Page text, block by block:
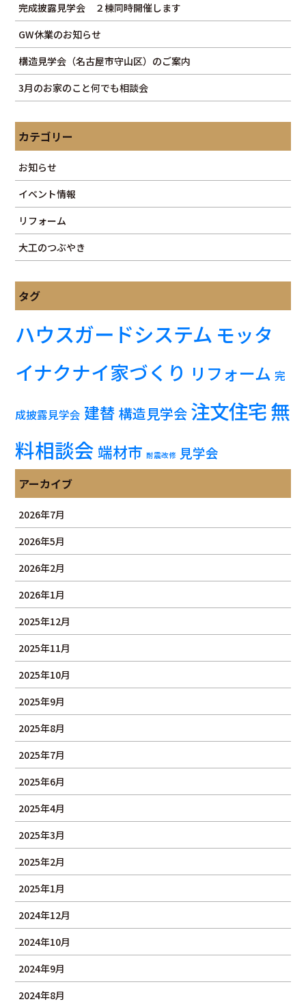
完成披露見学会 ２棟同時開催します
GW休業のお知らせ
構造見学会（名古屋市守山区）のご案内
3月のお家のこと何でも相談会
カテゴリー
お知らせ
イベント情報
リフォーム
大工のつぶやき
タグ
ハウスガードシステム モッタ
イナクナイ家づくり リフォーム 完
成披露見学会 建替 構造見学会 注文住宅無
料相談会 端材市 耐震改修 見学会
アーカイブ
2026年7月
2026年5月
2026年2月
2026年1月
2025年12月
2025年11月
2025年10月
2025年9月
2025年8月
2025年7月
2025年6月
2025年4月
2025年3月
2025年2月
2025年1月
2024年12月
2024年10月
2024年9月
2024年8月